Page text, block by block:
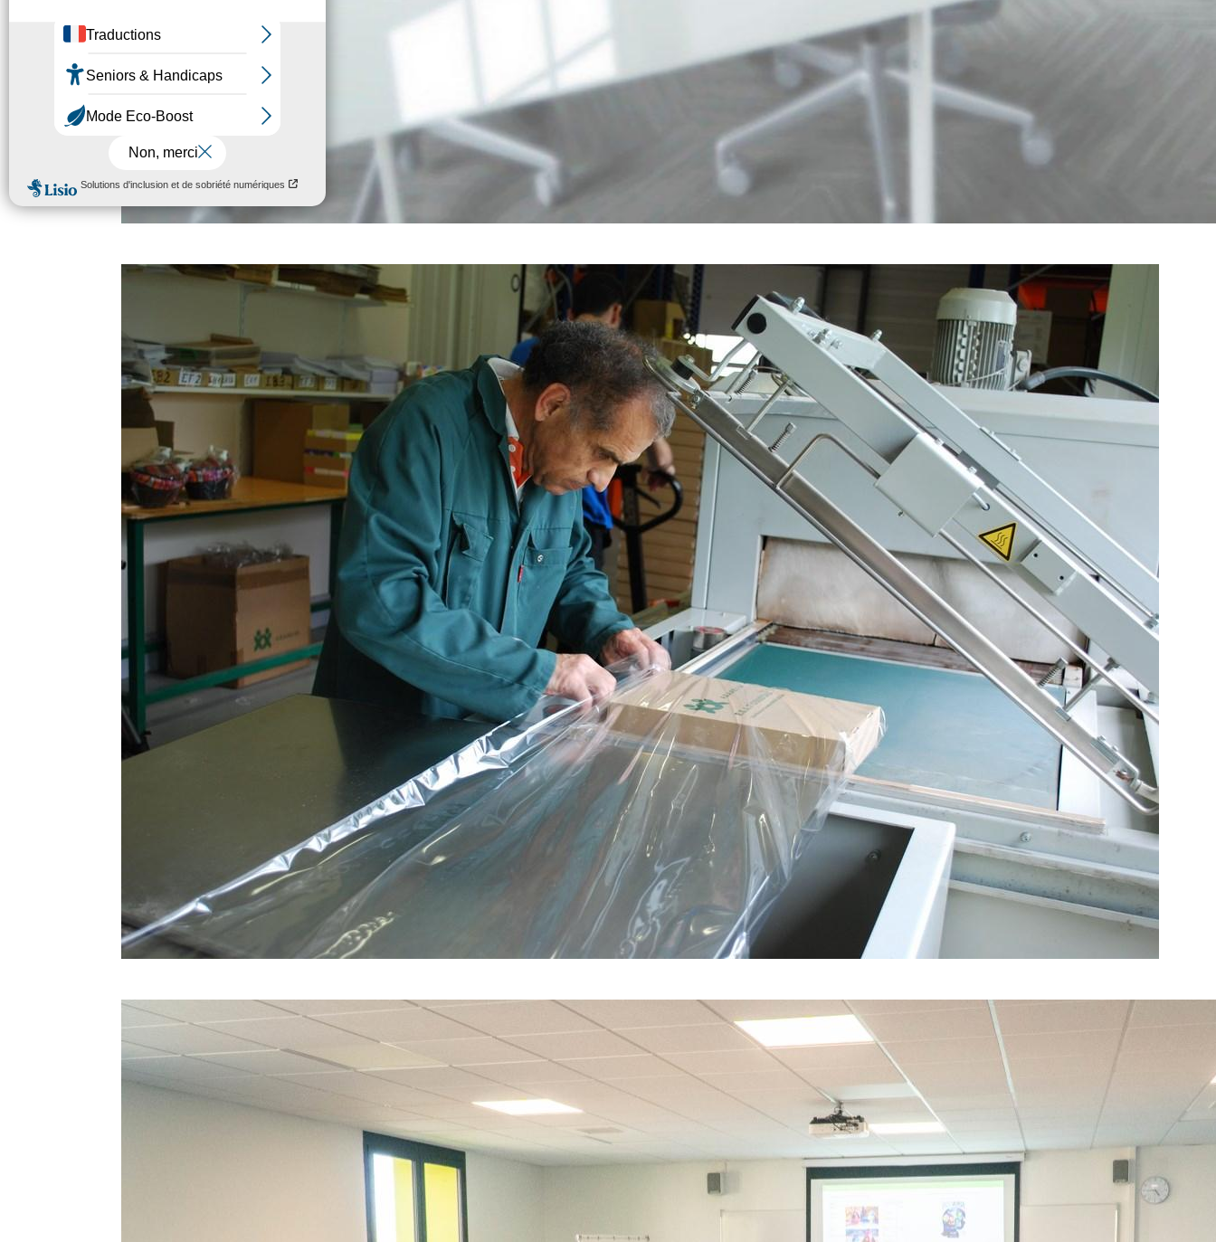
Travailler avec les ESAT
Parmi les 40 établissements de l’Adapei des
Pyrénées-Atlantiques, 7 sont des Etablissements et
Services d’Accompagnement par le Travail (ESAT).Les
personnes en situation de handicap y exercent une
activité professionnelle et bénéficient de soutiens
médico- sociaux adaptés. Partenaires économiques à
part entière, les Etablissements et Services
d’Accompagnement par le Travail sont de véritables
entreprises dans le domaine…